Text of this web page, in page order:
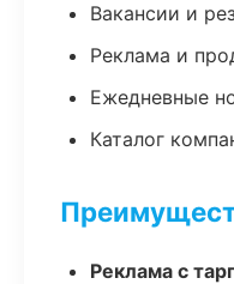
Вакансии и
Реклама и
Ежедневные
Каталог
Реклама с